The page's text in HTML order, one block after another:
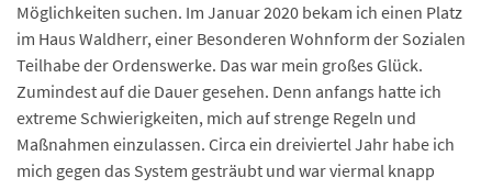
Möglichkeiten suchen. Im Januar 2020 bekam ich einen Platz
im Haus Waldherr, einer Besonderen Wohnform der Sozialen
Teilhabe der Ordenswerke. Das war mein großes Glück.
Zumindest auf die Dauer gesehen. Denn anfangs hatte ich
extreme Schwierigkeiten, mich auf strenge Regeln und
Maßnahmen einzulassen. Circa ein dreiviertel Jahr habe ich
mich gegen das System gesträubt und war viermal knapp